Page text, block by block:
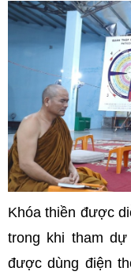
Khóa thiền được
trong khi tham
được dùng điện